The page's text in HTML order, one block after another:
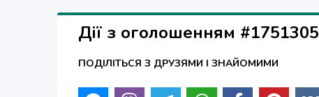
Дії з оголошенням #1751305
ПОДІЛІТЬСЯ З ДРУЗЯМИ І ЗНАЙОМИМИ